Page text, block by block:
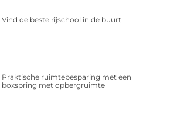
Vind de beste rijschool in de buurt
Praktische ruimtebesparing met een
boxspring met opbergruimte